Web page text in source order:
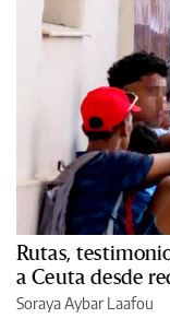
Rutas,
a Ceuta desde
Soraya Aybar Laafou